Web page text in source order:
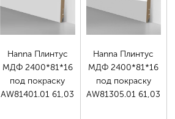
Hanna Плинтус
МДФ 2400*81*16
под покраску
AW81401.01 61,03
Hanna Плинтус
МДФ 2400*81*16
под покраску
AW81305.01 61,03